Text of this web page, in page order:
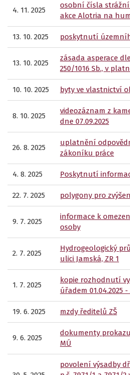
4. 11. 2025
osobní čísla
akce Alotria na
13. 10. 2025 poskytnutí
13. 10. 2025
zásada asperace
250/1016 Sb., v
10. 10. 2025 byty ve vlastnictví
8. 10. 2025
videozáznam z
dne 07.09.2025
26. 8. 2025
uplatnění
zákoníku práce
4. 8. 2025 Poskytnutí
22. 7. 2025 polygony pro
9. 7. 2025
informace k
osoby
2. 7. 2025
Hydrogeologický
ulici Jamská, ZR 1
1. 7. 2025
kopie rozhodnutí
úřadem 01.04.2025 -
19. 6. 2025 mzdy ředitelů ZŠ
9. 6. 2025
dokumenty
MÚ
povolení výsadby